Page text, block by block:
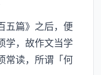
五篇》之后，便
学，故作文当学
常读，所谓「何